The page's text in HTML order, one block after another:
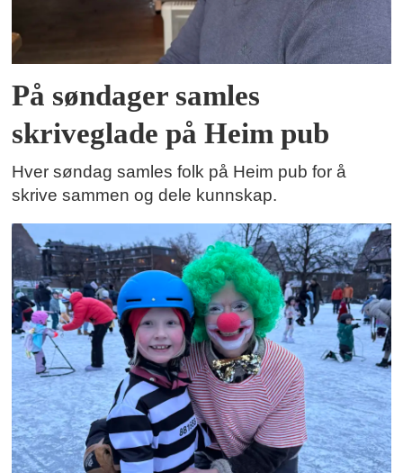
På søndager samles
skriveglade på Heim pub
Hver søndag samles folk på Heim pub for å
skrive sammen og dele kunnskap.